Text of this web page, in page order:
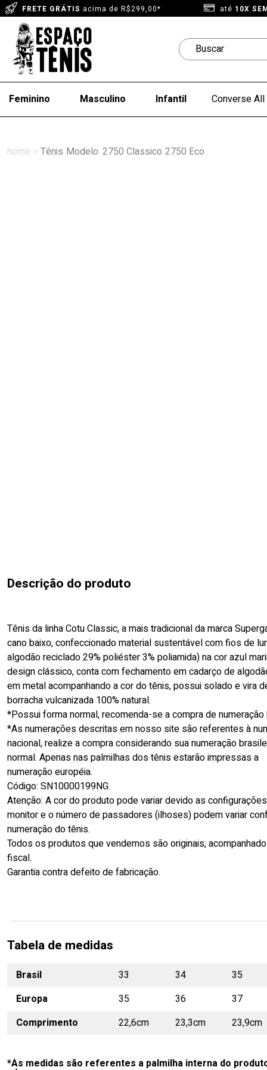
FRETE GRÁTIS acima de R$299,00* até 10X
Feminino Masculino Infantil Converse All
Tênis Modelo 2750 Classico 2750 Eco
Descrição do produto
Tênis da linha Cotu Classic, a mais tradicional da marca
cano baixo, confeccionado material sustentável com fios de
algodão reciclado 29% poliéster 3% poliamida) na cor azul
design clássico, conta com fechamento em cadarço de
em metal acompanhando a cor do tênis, possui solado e vira
borracha vulcanizada 100% natural.
*Possui forma normal, recomenda-se a compra de numeração
*As numerações descritas em nosso site são referentes à
nacional, realize a compra considerando sua numeração
normal. Apenas nas palmilhas dos tênis estarão impressas a
numeração européia.
Código: SN10000199NG.
Atenção: A cor do produto pode variar devido as
monitor e o número de passadores (ilhoses) podem variar
numeração do tênis.
Todos os produtos que vendemos são originais,
fiscal.
Garantia contra defeito de fabricação.
Tabela de medidas
Brasil 33 34
35
Europa
35 36
37
Comprimento
22,6cm 23,3cm 23,9cm
*As medidas são referentes a palmilha interna do